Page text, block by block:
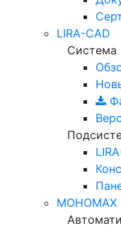
LIRA-CAD
Система
МОНОМАХ